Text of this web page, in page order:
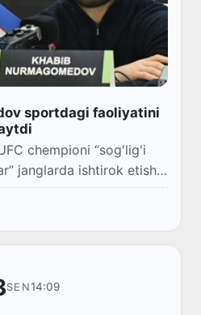
sportdagi faoliyatini
chempioni “sog'lig'i
janglarda ishtirok etishni
qildi.
SEN14:09